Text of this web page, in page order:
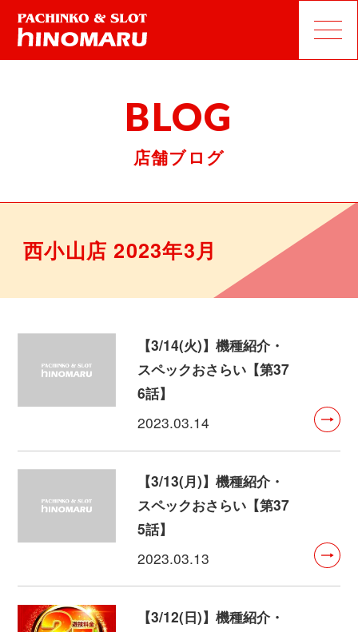
BLOG
店舗ブログ
西小山店 2023年3月
【3/14(火)】機種紹介・
スペックおさらい【第37
6話】
2023.03.14
【3/13(月)】機種紹介・
スペックおさらい【第37
5話】
2023.03.13
【3/12(日)】機種紹介・